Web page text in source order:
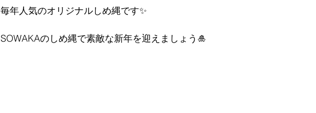
毎年人気のオリジナルしめ縄です✨
SOWAKAのしめ縄で素敵な新年を迎えましょう🎍